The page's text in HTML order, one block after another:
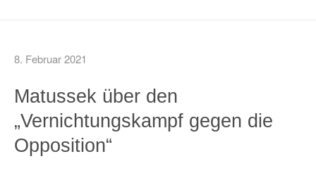
8. Februar 2021
Matussek über den
„Vernichtungskampf gegen die
Opposition“